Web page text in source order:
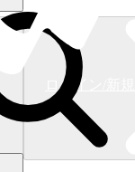
ログイン/新